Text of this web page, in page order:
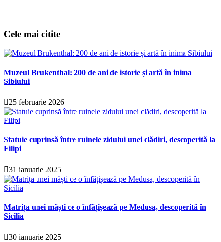
Cele mai citite
Muzeul Brukenthal: 200 de ani de istorie și artă în inima
Sibiului
25 februarie 2026
Statuie cuprinsă între ruinele zidului unei clădiri, descoperită la
Filipi
31 ianuarie 2025
Matrița unei măști ce o înfățișează pe Medusa, descoperită în
Sicilia
30 ianuarie 2025